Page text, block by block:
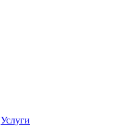
Услуги